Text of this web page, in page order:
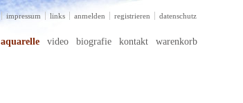
impressum links anmelden registrieren datenschutz
aquarelle video biografie kontakt warenkorb